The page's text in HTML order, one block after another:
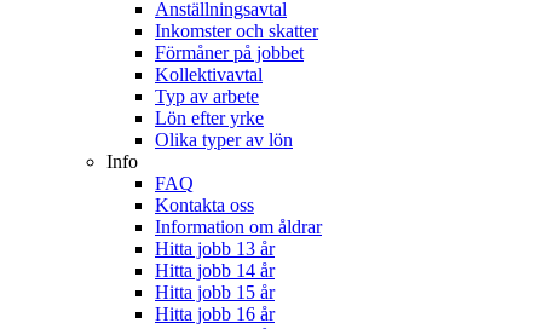
Anställningsavtal
Inkomster och skatter
Förmåner på jobbet
Kollektivavtal
Typ av arbete
Lön efter yrke
Olika typer av lön
Info
FAQ
Kontakta oss
Information om åldrar
Hitta jobb 13 år
Hitta jobb 14 år
Hitta jobb 15 år
Hitta jobb 16 år